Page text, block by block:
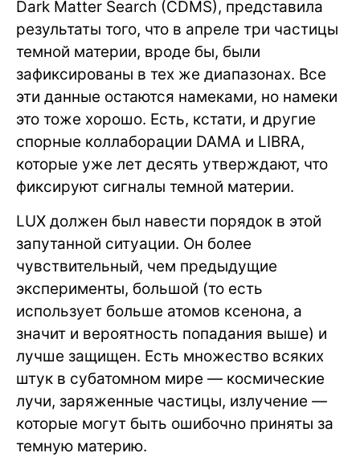
Dark Matter Search (CDMS), представила
результаты того, что в апреле три частицы
темной материи, вроде бы, были
зафиксированы в тех же диапазонах. Все
эти данные остаются намеками, но намеки
это тоже хорошо. Есть, кстати, и другие
спорные коллаборации DAMA и LIBRA,
которые уже лет десять утверждают, что
фиксируют сигналы темной материи.
LUX должен был навести порядок в этой
запутанной ситуации. Он более
чувствительный, чем предыдущие
эксперименты, большой (то есть
использует больше атомов ксенона, а
значит и вероятность попадания выше) и
лучше защищен. Есть множество всяких
штук в субатомном мире — космические
лучи, заряженные частицы, излучение —
которые могут быть ошибочно приняты за
темную материю.